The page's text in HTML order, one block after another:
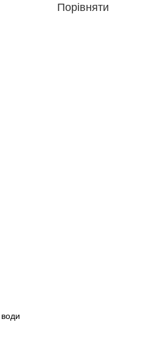
Порівняти